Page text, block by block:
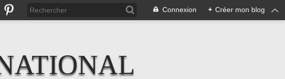
Connexion + Créer mon blog